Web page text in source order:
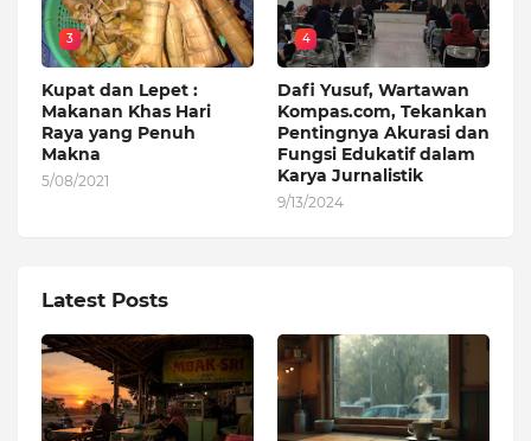
3
Kupat dan Lepet :
Makanan Khas Hari
Raya yang Penuh
Makna
5/08/2021
4
Dafi Yusuf, Wartawan
Kompas.com, Tekankan
Pentingnya Akurasi dan
Fungsi Edukatif dalam
Karya Jurnalistik
9/13/2024
Latest Posts